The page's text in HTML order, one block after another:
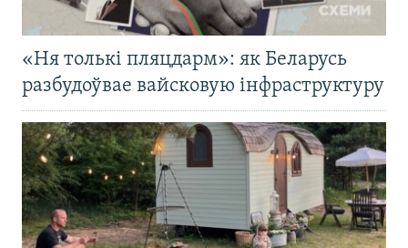
«Ня толькі пляцдарм»: як Беларусь
разбудоўвае вайсковую інфраструктуру